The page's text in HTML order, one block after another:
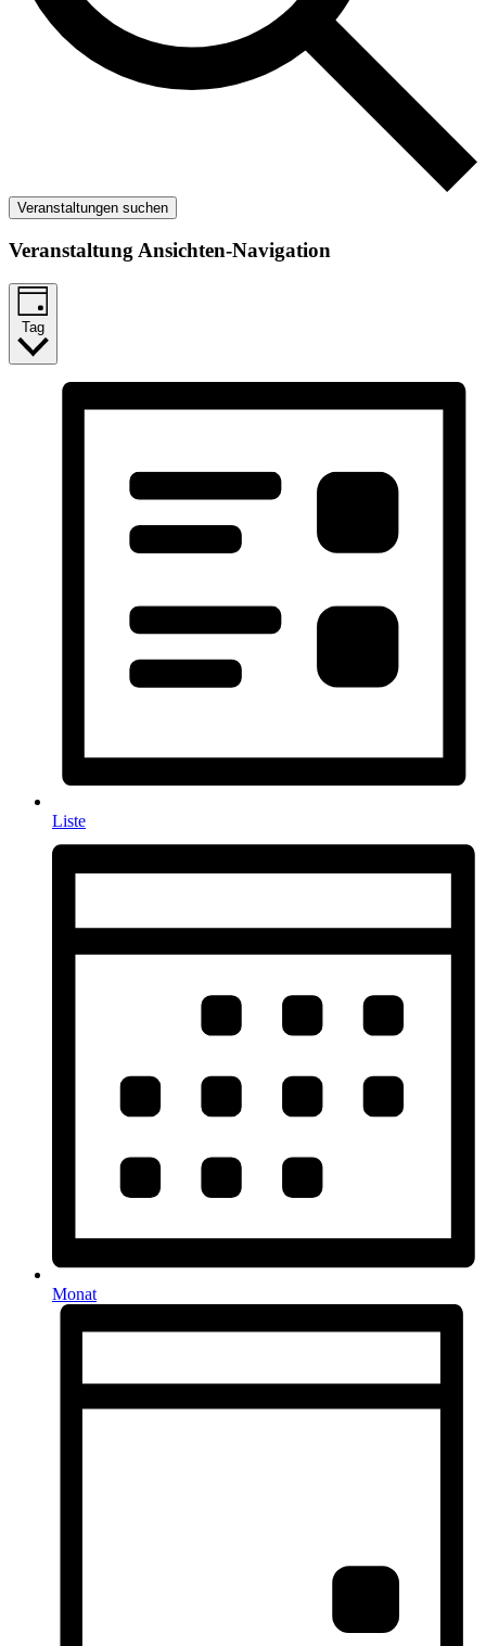
Veranstaltungen suchen
Veranstaltung Ansichten-Navigation
Tag
Liste
Monat